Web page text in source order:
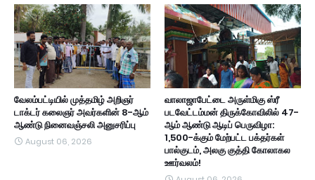
வேலம்பட்டியில் முத்தமிழ் அறிஞர்
டாக்டர் கலைஞர் அவர்களின் 8-ஆம்
ஆண்டு நினைவஞ்சலி அனுசரிப்பு
August 06, 2026
வாலாஜாபேட்டை அருள்மிகு ஸ்ரீ
படவேட்டம்மன் திருக்கோவிலில் 47-
ஆம் ஆண்டு ஆடிப் பெருவிழா:
1,500-க்கும் மேற்பட்ட பக்தர்கள்
பால்குடம், அலகு குத்தி கோலாகல
ஊர்வலம்!